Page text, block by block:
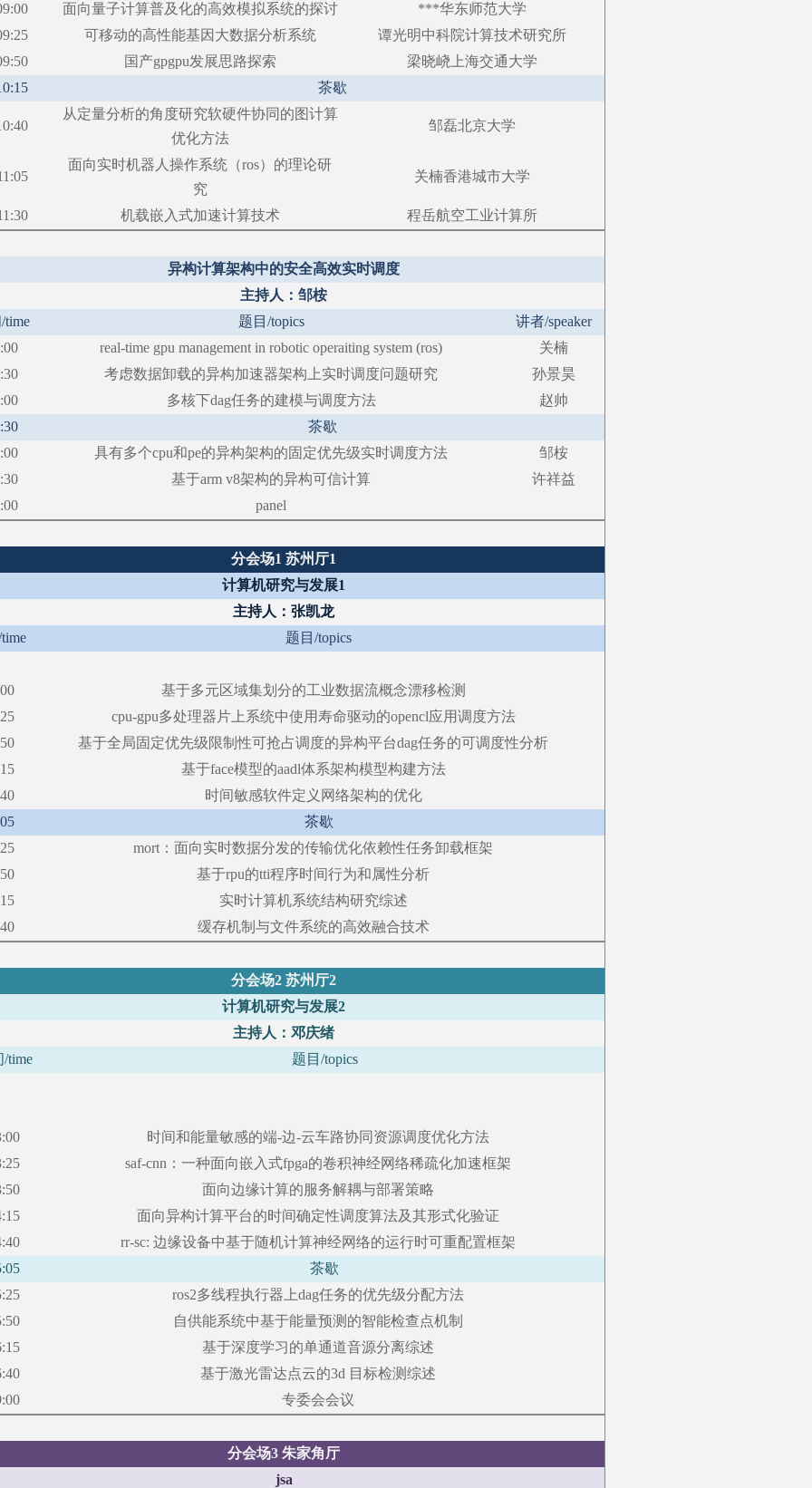
面向量子计算普及化的高效模拟系统的探讨 ***华东师范大学
可移动的高性能基因大数据分析系统 谭光明中科院计算技术研究所
国产gpgpu发展思路探索 梁晓峣 上海交通大学
茶歇
从定量分析的角度研究软硬件协同的图计算
优化方法
邹磊北京大学
面向实时机器人操作系统（ros）的理论研
究
关楠香港城市大学
机载嵌入式加速计算技术 程岳航空工业计算所
异构计算架构中的安全高效实时调度
主持人：邹桉
/time 题目 /topics 讲者/speaker
real-time gpu management in robotic operaiting system (ros)
关楠
考虑数据卸载的异构加速器架构上实时调度问题研究
孙景昊
多核下dag任务的建模与调度方法
赵帅
茶歇
具有多个cpu和pe的异构架构的固定优先级实时调度方法
邹桉
基于arm v8架构的异构可信计算
许祥益
panel
分会场1 苏州厅1
计算机研究与发展1
主持人：张凯龙
题目 /topics
基于多元区域集划分的工业数据流概念漂移检测
cpu-gpu多处理器片上系统中使用寿命驱动的opencl应用调度方法
基于全局固定优先级限制性可抢占调度的异构平台dag任务的可调度性分析
基于face模型的aadl体系架构模型构建方法
时间敏感软件定义网络架构的优化
茶歇
mort：面向实时数据分发的传输优化依赖性任务卸载框架
基于rpu的tti程序时间行为和属性分析
实时计算机系统结构研究综述
缓存机制与文件系统的高效融合技术
分会场2 苏州厅2
计算机研究与发展2
主持人：邓庆绪
/time 题目 /topics
时间和能量敏感的端-边-云车路协同资源调度优化方法
saf-cnn：一种面向嵌入式fpga的卷积神经网络稀疏化加速框架
面向边缘计算的服务解耦与部署策略
面向异构计算平台的时间确定性调度算法及其形式化验证
rr-sc: 边缘设备中基于随机计算神经网络的运行时可重配置框架
茶歇
ros2多线程执行器上dag任务的优先级分配方法
自供能系统中基于能量预测的智能检查点机制
基于深度学习的单通道音源分离综述
基于激光雷达点云的3d 目标检测综述
专委会会议
分会场3 朱家角厅
jsa